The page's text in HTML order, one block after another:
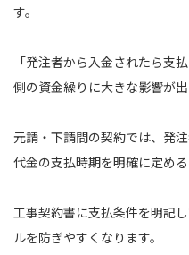
す。
「発注者から入金されたら支
側の資金繰りに大きな影響が出
元請・下請間の契約では、発
代金の支払時期を明確に定める
工事契約書に支払条件を明記
ルを防ぎやすくなります。